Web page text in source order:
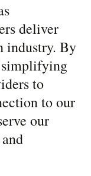
deliver
industry. By
simplifying
to
to our
our